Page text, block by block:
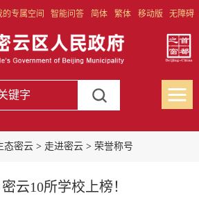
的专属空间 智能问答 简体 繁体 移动版 无障碍
态密云> 走进密云> 荣誉称号
云10所学校上榜！